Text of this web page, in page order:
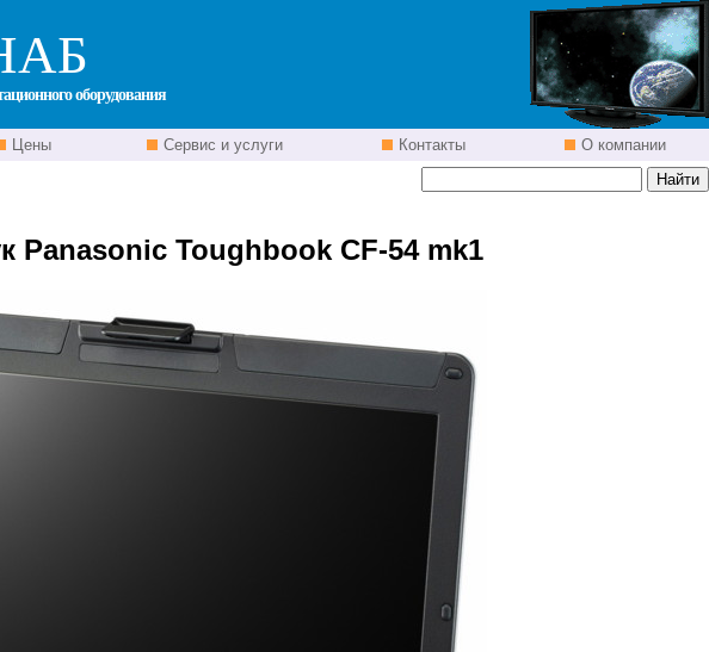
оборудования
Цены Сервис и услуги Контакты
О компании
Panasonic Toughbook CF-54 mk1